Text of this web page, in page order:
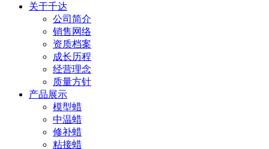
关于千达
公司简介
销售网络
资质档案
成长历程
经营理念
质量方针
产品展示
模型蜡
中温蜡
修补蜡
粘接蜡